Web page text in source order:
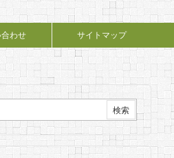
わせ サイトマップ